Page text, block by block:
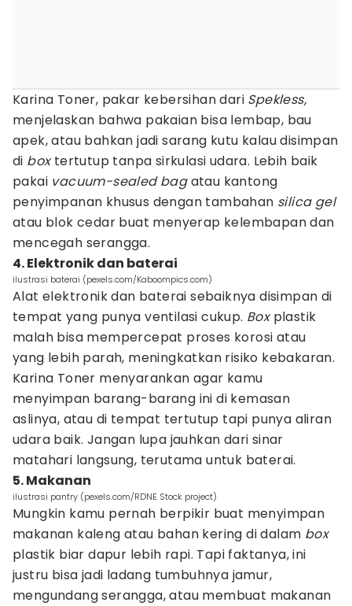
Karina Toner, pakar kebersihan dari Spekless,
menjelaskan bahwa pakaian bisa lembap, bau
apek, atau bahkan jadi sarang kutu kalau disimpan
di boxtertutup tanpa sirkulasi udara. Lebih baik
pakai vacuum-sealed bagatau kantong
penyimpanan khusus dengan tambahan silica gel
atau blok cedar buat menyerap kelembapan dan
mencegah serangga.
4. Elektronik dan baterai
ilustrasi baterai (pexels.com/Kaboompics.com)
Alat elektronik dan baterai sebaiknya disimpan di
tempat yang punya ventilasi cukup. Boxplastik
malah bisa mempercepat proses korosi atau
yang lebih parah, meningkatkan risiko kebakaran.
Karina Toner menyarankan agar kamu
menyimpan barang-barang ini di kemasan
aslinya, atau di tempat tertutup tapi punya aliran
udara baik. Jangan lupa jauhkan dari sinar
matahari langsung, terutama untuk baterai.
5. Makanan
ilustrasi pantry (pexels.com/RDNE Stock project)
Mungkin kamu pernah berpikir buat menyimpan
makanan kaleng atau bahan kering di dalam box
plastik biar dapur lebih rapi. Tapi faktanya, ini
justru bisa jadi ladang tumbuhnya jamur,
mengundang serangga, atau membuat makanan